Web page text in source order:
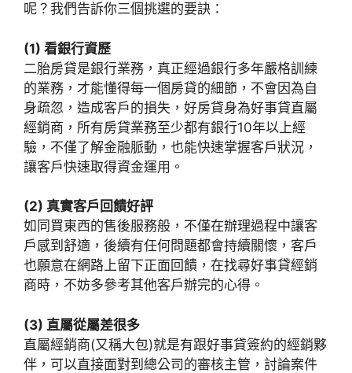
呢？我們告訴你三個挑選的要訣：
(1) 看銀行資歷
二胎房貸是銀行業務，真正經過銀行多年嚴格訓練
的業務，才能懂得每一個房貸的細節，不會因為自
身疏忽，造成客戶的損失，好房貸身為好事貸直屬
經銷商，所有房貸業務至少都有銀行10年以上經
驗，不僅了解金融脈動，也能快速掌握客戶狀況，
讓客戶快速取得資金運用。
(2) 真實客戶回饋好評
如同買東西的售後服務般，不僅在辦理過程中讓客
戶感到舒適，後續有任何問題都會持續關懷，客戶
也願意在網路上留下正面回饋，在找尋好事貸經銷
商時，不妨多參考其他客戶辦完的心得。
(3) 直屬從屬差很多
直屬經銷商(又稱大包)就是有跟好事貸簽約的經銷夥
伴，可以直接面對到總公司的審核主管，討論案件